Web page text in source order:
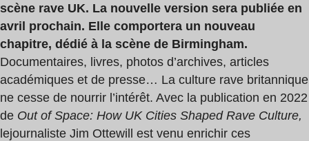
scène rave UK. La nouvelle version sera publiée en
avril prochain. Elle comportera un nouveau
chapitre, dédié à la scène de Birmingham.
Documentaires, livres, photos d’archives, articles
académiques et de presse… La culture rave britannique
ne cesse de nourrir l’intérêt. Avec la publication en 2022
de Out of Space: How UK Cities Shaped Rave Culture,
lejournaliste Jim Ottewill est venu enrichir ces